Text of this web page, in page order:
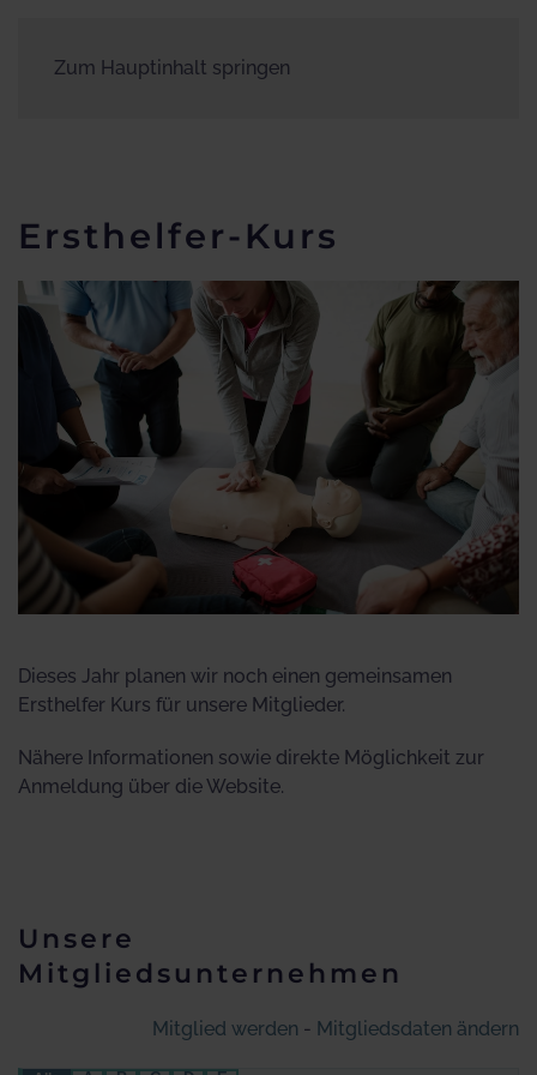
Zum Hauptinhalt springen
Ersthelfer-Kurs
Dieses Jahr planen wir noch einen gemeinsamen
Ersthelfer Kurs für unsere Mitglieder.
Nähere Informationen sowie direkte Möglichkeit zur
Anmeldung über die Website.
Unsere
Mitgliedsunternehmen
Mitglied werden - Mitgliedsdaten ändern